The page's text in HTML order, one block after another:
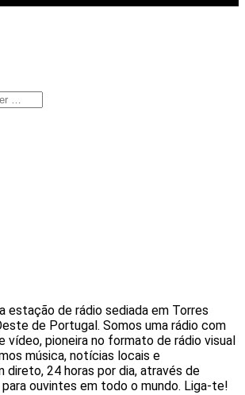
estação de rádio sediada em Torres
de Portugal. Somos uma rádio com
vídeo, pioneira no formato de rádio visual
música, notícias locais e
24 horas por dia, através de
ouvintes em todo o mundo. Liga-te!